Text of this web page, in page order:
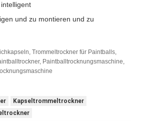
und zu montieren und zu
Trommeltrockner für Paintballs,
Paintballtrocknungsmaschine,
Kapseltrommeltrockner